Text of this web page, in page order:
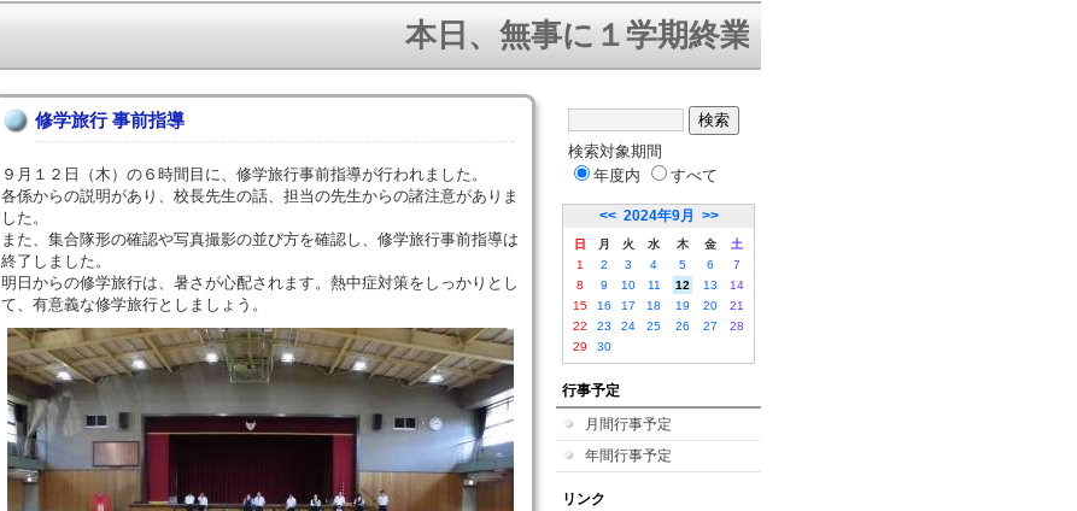
本日、無事に１学期終業式を迎えることができま
修学旅行 事前指導
９月１２日（木）の６時間目に、修学旅行事前指導が行われました。
各係からの説明があり、校長先生の話、担当の先生からの諸注意がありま
した。
また、集合隊形の確認や写真撮影の並び方を確認し、修学旅行事前指導は
終了しました。
明日からの修学旅行は、暑さが心配されます。熱中症対策をしっかりとし
て、有意義な修学旅行としましょう。
検索対象期間
年度内
すべて
<< 2024年9月 >>
日 月 火 水 木 金
土
1
2 3 4 5 6
7
8
9 10 11 12 13
14
15
16 17 18 19 20
21
22
23 24 25 26 27
28
29
30
行事予定
月間行事予定
年間行事予定
リンク